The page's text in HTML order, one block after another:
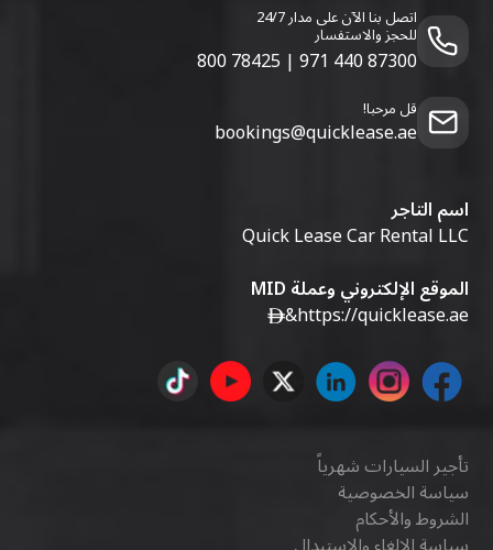
اتصل بنا الآن على مدار 24/7
للحجز والاستفسار
800 78425 | 971 440 87300
قل مرحبا!
bookings@quicklease.ae
اسم التاجر
Quick Lease Car Rental LLC
الموقع الإلكتروني وعملة MID
https://quicklease.ae
&
تأجير السيارات شهرياً
سياسة الخصوصية
الشروط والأحكام